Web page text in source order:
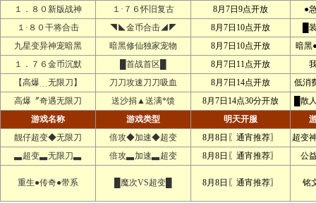
１．８０新版战神
１·７６怀旧复古 8月7日9点开放
●
１·８０干将合击
◥◣金币合击◢◤ 8月7日10点开放
█
九星变异神宠暗黑
暗黑修仙独家宠物 8月7日10点开放
暗黑
１．７６金币沉默
█首战首区█ 8月7日11点开放
【高爆﹍无限刀】
刀刀攻速刀刀吸血 8月7日14点开放
低消
高爆〞奇遇无限刀
送沙捐▲送满*馈 8月7日14点30分开放
█散
游戏名称
游戏类型 明天开服
靓仔超变◆无限刀
倍攻◆加速◆超变 8月8日〖通宵推荐〗
超变
▃超变▃无限刀▃
倍攻▃加速▃超变 8月8日〖通宵推荐〗 公
重生●传奇●带系 █魔次VS超变█ 8月8日〖通宵推荐〗 铭